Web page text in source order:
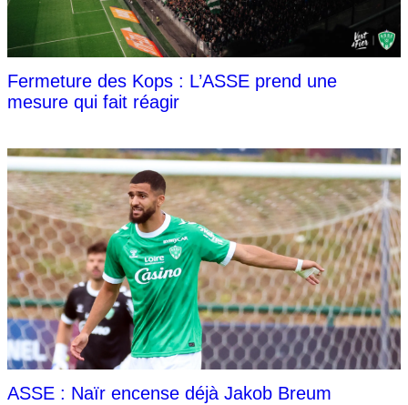
Fermeture des Kops : L’ASSE prend une
mesure qui fait réagir
ASSE : Naïr encense déjà Jakob Breum